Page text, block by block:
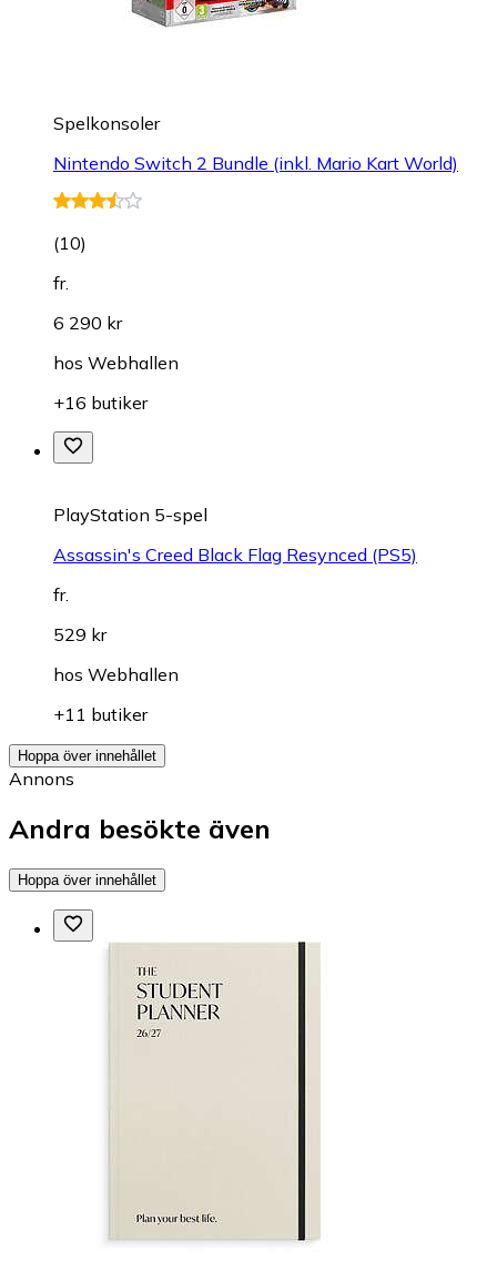
Spelkonsoler
Nintendo Switch 2 Bundle (inkl. Mario Kart World)
(10)
fr.
6 290 kr
hos Webhallen
+16 butiker
PlayStation 5-spel
Assassin's Creed Black Flag Resynced (PS5)
fr.
529 kr
hos Webhallen
+11 butiker
Hoppa över innehållet
Annons
Andra besökte även
Hoppa över innehållet